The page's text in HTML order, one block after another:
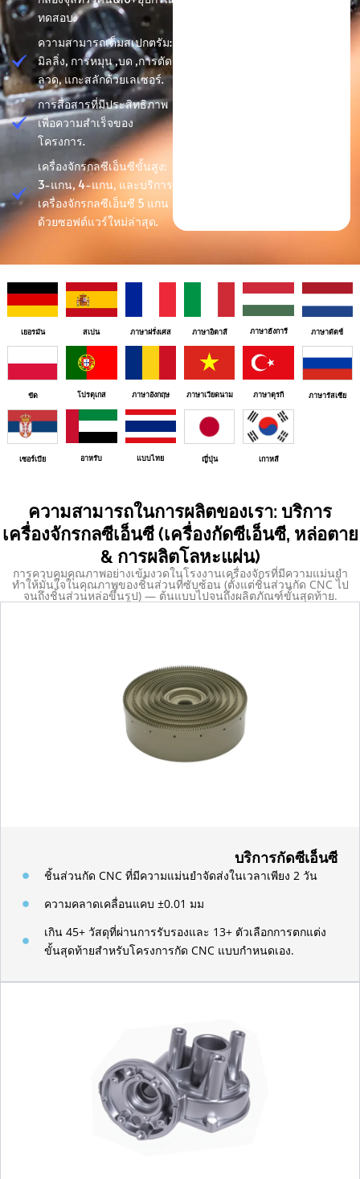
ทดสอบ.
ความสามารถเต็มสเปกตรัม:
มิลลิ่ง, การหมุน ,บด ,การตัด
ลวด, แกะสลักด้วยเลเซอร์.
การสื่อสารที่มีประสิทธิภาพ
เพื่อความสำเร็จของ
โครงการ.
เครื่องจักรกลซีเอ็นซีขั้นสูง:
3-แกน, 4-แกน, และบริการ
เครื่องจักรกลซีเอ็นซี 5 แกน
ด้วยซอฟต์แวร์ใหม่ล่าสุด.
เยอรมัน สเปน ภาษาฝรั่งเศส ภาษาอิตาลี ภาษาฮังการี ภาษาดัตช์
ขัด โปรตุเกส ภาษาอังกฤษ ภาษาเวียดนาม ภาษาตุรกี ภาษารัสเซีย
เซอร์เบีย อาหรับ แบบไทย ญี่ปุ่น เกาหลี
ความสามารถในการผลิตของเรา: บริการ
เครื่องจักรกลซีเอ็นซี (เครื่องกัดซีเอ็นซี, หล่อตาย
& การผลิตโลหะแผ่น)
การควบคุมคุณภาพอย่างเข้มงวดในโรงงานเครื่องจักรที่มีความแม่นยำ
ทำให้มั่นใจในคุณภาพของชิ้นส่วนที่ซับซ้อน (ตั้งแต่ชิ้นส่วนกัด CNC ไป
จนถึงชิ้นส่วนหล่อขึ้นรูป) — ต้นแบบไปจนถึงผลิตภัณฑ์ขั้นสุดท้าย.
บริการกัดซีเอ็นซี
ชิ้นส่วนกัด CNC ที่มีความแม่นยำจัดส่งในเวลาเพียง 2 วัน
ความคลาดเคลื่อนแคบ ±0.01 มม
เกิน 45+ วัสดุที่ผ่านการรับรองและ 13+ ตัวเลือกการตกแต่ง
ขั้นสุดท้ายสำหรับโครงการกัด CNC แบบกำหนดเอง.